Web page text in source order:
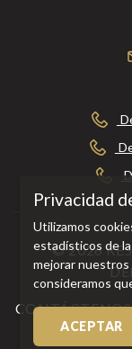
© 2026
Privacidad
Utilizamos
estadísticos de
mejorar nuestros
consideramos
ACEPTAR